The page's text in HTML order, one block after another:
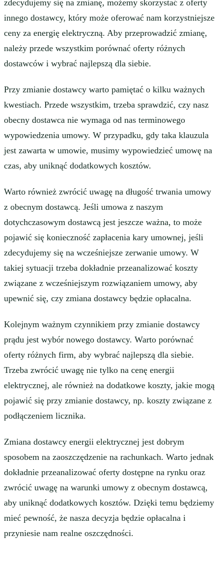
zdecydujemy się na zmianę, możemy skorzystać z oferty
innego dostawcy, który może oferować nam korzystniejsze
ceny za energię elektryczną. Aby przeprowadzić zmianę,
należy przede wszystkim porównać oferty różnych
dostawców i wybrać najlepszą dla siebie.
Przy zmianie dostawcy warto pamiętać o kilku ważnych
kwestiach. Przede wszystkim, trzeba sprawdzić, czy nasz
obecny dostawca nie wymaga od nas terminowego
wypowiedzenia umowy. W przypadku, gdy taka klauzula
jest zawarta w umowie, musimy wypowiedzieć umowę na
czas, aby uniknąć dodatkowych kosztów.
Warto również zwrócić uwagę na długość trwania umowy
z obecnym dostawcą. Jeśli umowa z naszym
dotychczasowym dostawcą jest jeszcze ważna, to może
pojawić się konieczność zapłacenia kary umownej, jeśli
zdecydujemy się na wcześniejsze zerwanie umowy. W
takiej sytuacji trzeba dokładnie przeanalizować koszty
związane z wcześniejszym rozwiązaniem umowy, aby
upewnić się, czy zmiana dostawcy będzie opłacalna.
Kolejnym ważnym czynnikiem przy zmianie dostawcy
prądu jest wybór nowego dostawcy. Warto porównać
oferty różnych firm, aby wybrać najlepszą dla siebie.
Trzeba zwrócić uwagę nie tylko na cenę energii
elektrycznej, ale również na dodatkowe koszty, jakie mogą
pojawić się przy zmianie dostawcy, np. koszty związane z
podłączeniem licznika.
Zmiana dostawcy energii elektrycznej jest dobrym
sposobem na zaoszczędzenie na rachunkach. Warto jednak
dokładnie przeanalizować oferty dostępne na rynku oraz
zwrócić uwagę na warunki umowy z obecnym dostawcą,
aby uniknąć dodatkowych kosztów. Dzięki temu będziemy
mieć pewność, że nasza decyzja będzie opłacalna i
przyniesie nam realne oszczędności.